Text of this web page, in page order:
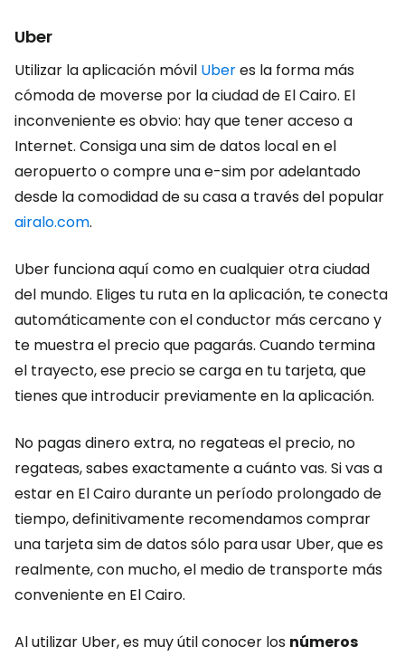
Uber
Utilizar la aplicación móvil Uberes la forma más
cómoda de moverse por la ciudad de El Cairo. El
inconveniente es obvio: hay que tener acceso a
Internet. Consiga una sim de datos local en el
aeropuerto o compre una e-sim por adelantado
desde la comodidad de su casa a través del popular
airalo.com.
Uber funciona aquí como en cualquier otra ciudad
del mundo. Eliges tu ruta en la aplicación, te conecta
automáticamente con el conductor más cercano y
te muestra el precio que pagarás. Cuando termina
el trayecto, ese precio se carga en tu tarjeta, que
tienes que introducir previamente en la aplicación.
No pagas dinero extra, no regateas el precio, no
regateas, sabes exactamente a cuánto vas. Si vas a
estar en El Cairo durante un período prolongado de
tiempo, definitivamente recomendamos comprar
una tarjeta sim de datos sólo para usar Uber, que es
realmente, con mucho, el medio de transporte más
conveniente en El Cairo.
Al utilizar Uber, es muy útil conocer los números